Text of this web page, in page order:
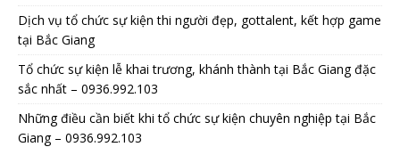
Dịch vụ tổ chức sự kiện thi người đẹp, gottalent, kết hợp game
tại Bắc Giang
Tổ chức sự kiện lễ khai trương, khánh thành tại Bắc Giang đặc
sắc nhất – 0936.992.103
Những điều cần biết khi tổ chức sự kiện chuyên nghiệp tại Bắc
Giang – 0936.992.103